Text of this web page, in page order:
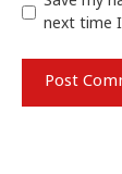
next time